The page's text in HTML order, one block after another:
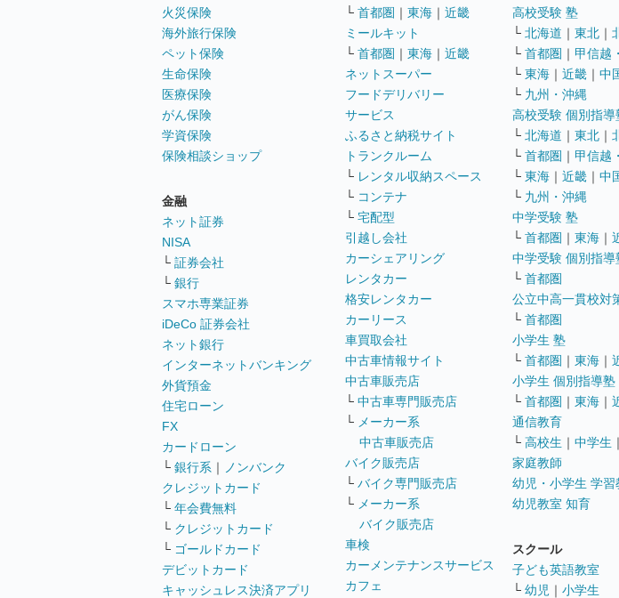
火災保険
海外旅行保険
ペット保険
生命保険
医療保険
がん保険
学資保険
保険相談ショップ
金融
ネット証券
NISA
└ 証券会社
└ 銀行
スマホ専業証券
iDeCo 証券会社
ネット銀行
インターネットバンキング
外貨預金
住宅ローン
FX
カードローン
└ 銀行系 ｜
ノンバンク
クレジットカード
└ 年会費無料
└ クレジットカード
└ ゴールドカード
デビットカード
キャッシュレス決済アプリ
└ 首都圏 ｜ 東海 ｜ 近畿
ミールキット
└ 首都圏 ｜ 東海 ｜ 近畿
ネットスーパー
フードデリバリー
サービス
ふるさと納税サイト
トランクルーム
└ レンタル収納スペース
└ コンテナ
└ 宅配型
引越し会社
カーシェアリング
レンタカー
格安レンタカー
カーリース
車買取会社
中古車情報サイト
中古車販売店
└ 中古車専門販売店
└ メーカー系
中古車販売店
バイク販売店
└ バイク専門販売店
└ メーカー系
バイク販売店
車検
カーメンテナンスサービス
カフェ
高校受験 塾
└ 北海道 ｜ 東北 ｜
└ 首都圏 ｜ 甲信越
└ 東海 ｜ 近畿 ｜ 中
└ 九州・沖縄
高校受験 個別指導
└ 北海道 ｜ 東北 ｜
└ 首都圏 ｜ 甲信越
└ 東海 ｜ 近畿 ｜ 中
└ 九州・沖縄
中学受験 塾
└ 首都圏 ｜ 東海 ｜
中学受験 個別指導
└ 首都圏
公立中高一貫校対
└ 首都圏
小学生 塾
└ 首都圏 ｜ 東海 ｜
小学生 個別指導塾
└ 首都圏 ｜ 東海 ｜
通信教育
└ 高校生 ｜ 中学生 ｜
家庭教師
幼児・小学生 学習
幼児教室 知育
スクール
子ども英語教室
└ 幼児 ｜ 小学生